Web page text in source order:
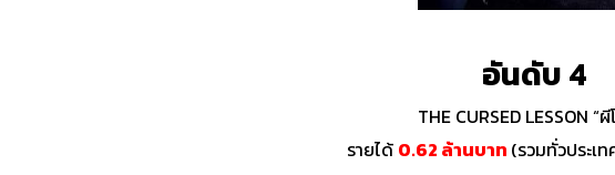
อันดับ 4
THE CURSED LESSON “ผี
รายได้ 0.62 ล้านบาท (รวมทั่วประเ